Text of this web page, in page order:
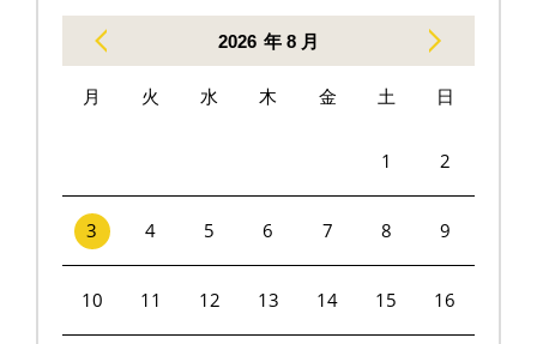
年 8 月
2026
月 火 水 木 金 土 日
1 2
3 4 5 6 7 8 9
10 11 12 13 14 15 16